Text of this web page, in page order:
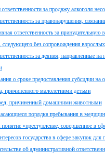
за продажу алкоголя
за правонарушения,
ответственность за принудительную
следующего без сопровождения
за деяния, направленные
о сроке предоставления субсидии
причиненного малолетними детьми
причиненный домашними животными
порядка пребывания в
«преступление, совершенное в
государства в сфере закупок
об административной